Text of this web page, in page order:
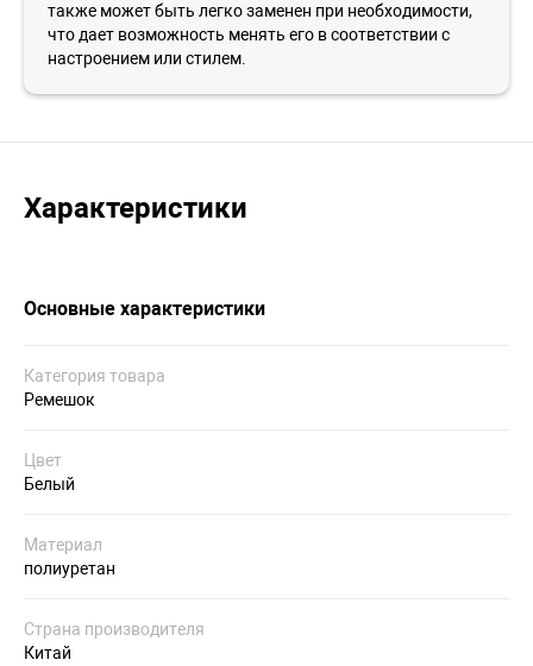
также может быть легко заменен при необходимости,
что дает возможность менять его в соответствии с
настроением или стилем.
Характеристики
Основные характеристики
Категория товара
Ремешок
Цвет
Белый
Материал
полиуретан
Страна производителя
Китай